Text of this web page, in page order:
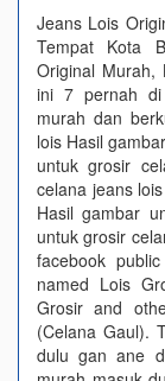
Jeans Lois
Tempat Kota
Original Murah,
ini 7 pernah di
murah dan
lois Hasil
untuk grosir
celana jeans
Hasil gambar
untuk grosir
facebook
named Lois
Grosir and
(Celana Gaul).
dulu gan ane